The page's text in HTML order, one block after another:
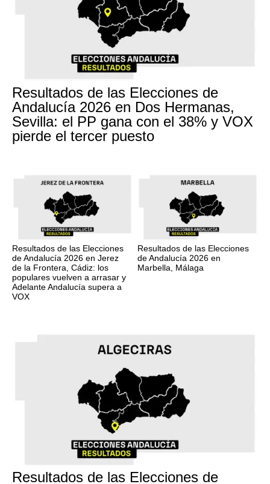
Resultados de las Elecciones de
Andalucía 2026 en Dos Hermanas,
Sevilla: el PP gana con el 38% y VOX
pierde el tercer puesto
Resultados de las Elecciones
de Andalucía 2026 en Jerez
de la Frontera, Cádiz: los
populares vuelven a arrasar y
Adelante Andalucía supera a
VOX
Resultados de las Elecciones
de Andalucía 2026 en
Marbella, Málaga
Resultados de las Elecciones de